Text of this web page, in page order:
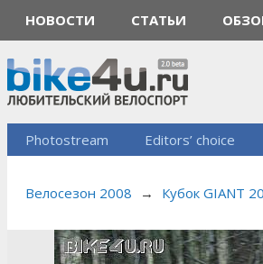
НОВОСТИ СТАТЬИ
Photostream Editors’ choice
Велосезон 2008 → Кубок GIANT